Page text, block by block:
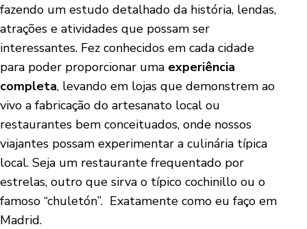
fazendo um estudo detalhado da história, lendas,
atrações e atividades que possam ser
interessantes. Fez conhecidos em cada cidade
para poder proporcionar uma experiência
completa, levando em lojas que demonstrem ao
vivo a fabricação do artesanato local ou
restaurantes bem conceituados, onde nossos
viajantes possam experimentar a culinária típica
local. Seja um restaurante frequentado por
estrelas, outro que sirva o típico cochinillo ou o
famoso “chuletón”. Exatamente como eu faço em
Madrid.